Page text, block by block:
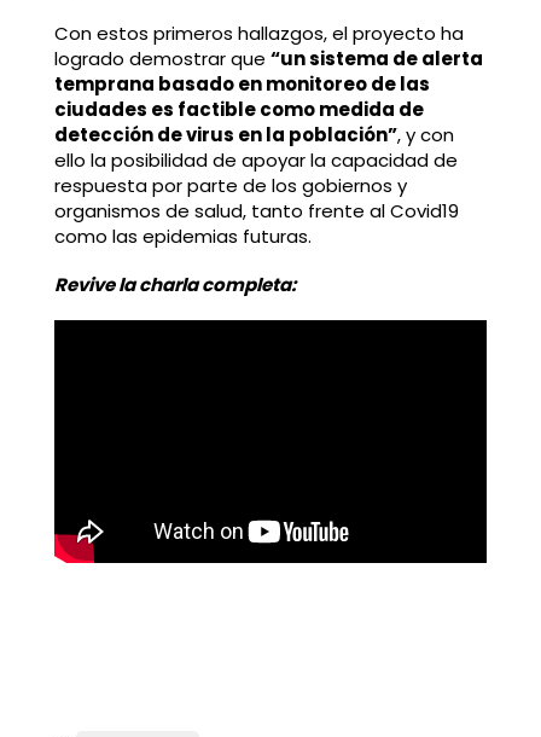
Con estos primeros hallazgos, el proyecto ha
logrado demostrar que “un sistema de alerta
temprana basado en monitoreo de las
ciudades es factible como medida de
detección de virus en la población”, y con
ello la posibilidad de apoyar la capacidad de
respuesta por parte de los gobiernos y
organismos de salud, tanto frente al Covid19
como las epidemias futuras.
Revive la charla completa: